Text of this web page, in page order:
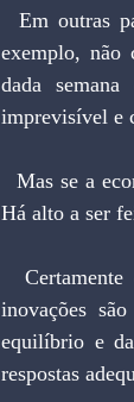
  Em outras palavras, vivemos em um mundo caracterizado pela desordem dentro da ordem. Por
exemplo, não
dada
imprevisível e
Há alto a ser
inovações
equilíbrio e
respostas